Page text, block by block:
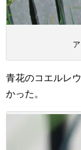
青花のコエルレ
かった。